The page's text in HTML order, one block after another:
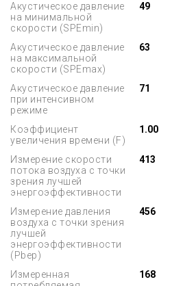
Акустическое давление
на минимальной
скорости (SPEmin)
49
Акустическое давление
на максимальной
скорости (SPEmax)
63
Акустическое давление
при интенсивном
режиме
71
Коэффициент
увеличения времени (F)
1.00
Измерение скорости
потока воздуха с точки
зрения лучшей
энергоэффективности
413
Измерение давления
воздуха с точки зрения
лучшей
энергоэффективности
(Pbep)
456
Измеренная
168